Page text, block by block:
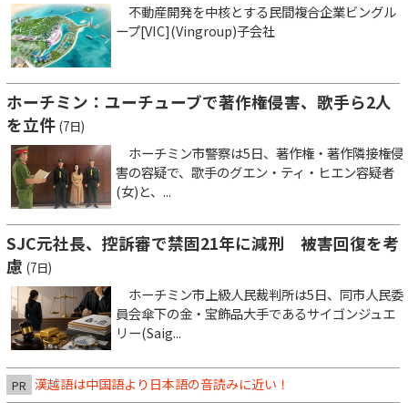
不動産開発を中核とする民間複合企業ビングル
ープ[VIC](Vingroup)子会社
ホーチミン：ユーチューブで著作権侵害、歌手ら2人
を立件 (7日)
ホーチミン市警察は5日、著作権・著作隣接権侵
害の容疑で、歌手のグエン・ティ・ヒエン容疑者
(女)と、...
SJC元社長、控訴審で禁固21年に減刑 被害回復を考
慮 (7日)
ホーチミン市上級人民裁判所は5日、同市人民委
員会傘下の金・宝飾品大手であるサイゴンジュエ
リー(Saig...
PR 漢越語は中国語より日本語の音読みに近い！